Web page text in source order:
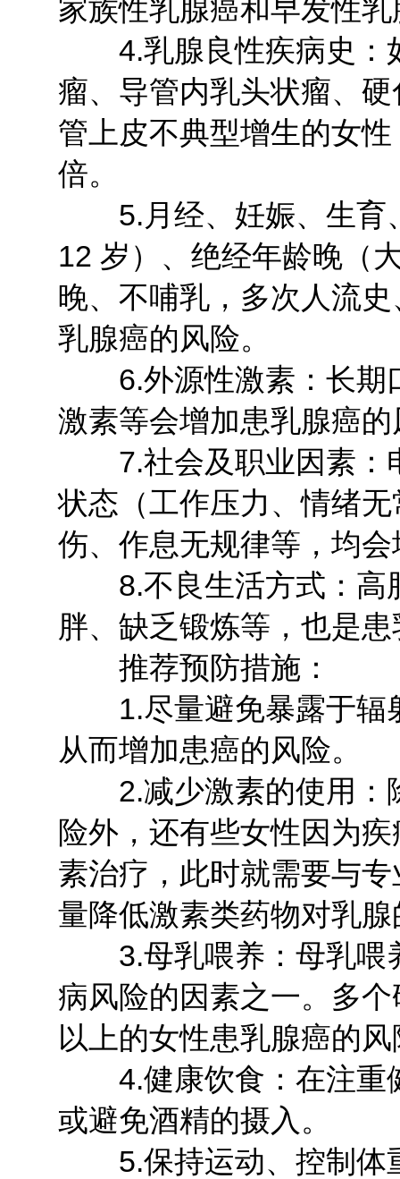
家族性乳腺癌和早发性
4.乳腺良性疾病史：
瘤、导管内乳头状瘤、
管上皮不典型增生的女
倍。
5.月经、妊娠、生育
12 岁）、绝经年龄晚（
晚、不哺乳，多次人流
乳腺癌的风险。
6.外源性激素：长期
激素等会增加患乳腺癌
7.社会及职业因素：
状态（工作压力、情绪
伤、作息无规律等，均
8.不良生活方式：高
胖、缺乏锻炼等，也是
推荐预防措施：
1.尽量避免暴露于辐
从而增加患癌的风险。
2.减少激素的使用：
险外，还有些女性因为
素治疗，此时就需要与
量降低激素类药物对乳
3.母乳喂养：母乳喂
病风险的因素之一。多
以上的女性患乳腺癌的
4.健康饮食：在注重
或避免酒精的摄入。
5.保持运动、控制体